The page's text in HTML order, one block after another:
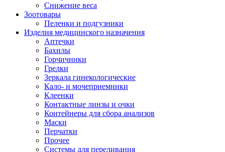
Снижение веса
Зоотовары
Пеленки и подгузники
Изделия медицинского назначения
Аптечки
Бахилы
Горчичники
Грелки
Зеркала гинекологические
Кало- и мочеприемники
Клеенки
Контактные линзы и очки
Контейнеры для сбора анализов
Маски
Перчатки
Прочее
Системы для переливания